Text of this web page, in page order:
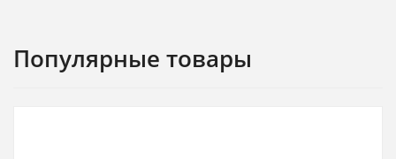
Популярные товары